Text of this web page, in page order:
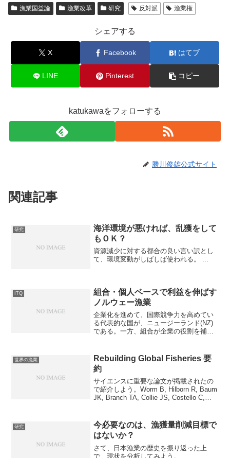
漁業国益論 漁業改革 研究 反対派 漁業権
シェアする
X Facebook はてブ
LINE Pinterest コピー
katukawaをフォローする
勝川俊雄公式サイト
関連記事
研究
海洋環境が悪ければ、乱獲をして
もＯＫ？
資源減少に対する都合の良い言い訳とし
て、環境変動がしばしば使われる。 ...
ITQ
組合・個人ベースで利益を伸ばす
ノルウェー漁業
企業化を進めて、国際競争力を高めてい
る代表的な国が、ニュージーランド(NZ)
である。一方、組合が企業の役割を補完
船漁業は、世襲の家業である。親父の船
を息子が継いで漁を続...
世界の漁業
Rebuilding Global Fisheries 要
約
サイエンスに重要な論文が掲載されたの
で紹介しよう。Worm B, Hilborn R, Baum
JK, Branch TA, Collie JS, Costello C,
研究
今必要なのは、漁獲量削減目標で
はないか？
さて、日本漁業の歴史を振り返った上